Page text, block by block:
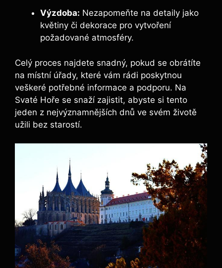
Výzdoba: Nezapomeňte na detaily jako
květiny či dekorace pro vytvoření
požadované atmosféry.
Celý proces najdete snadný, pokud se obrátíte
na místní úřady, které vám rádi poskytnou
veškeré potřebné informace a podporu. Na
Svaté Hoře se snaží zajistit, abyste si tento
jeden z nejvýznamnějších dnů ve svém životě
užili bez starostí.